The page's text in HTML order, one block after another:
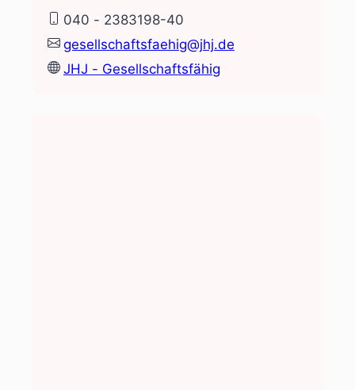
040 - 2383198-40
gesellschaftsfaehig@jhj.de
JHJ - Gesellschaftsfähig